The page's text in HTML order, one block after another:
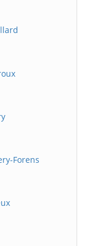
Forens